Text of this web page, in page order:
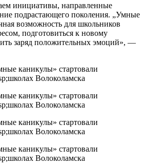
инициативы, направленные
подрастающего поколения. „Умные
возможность для школьников
подготовиться к новому
заряд положительных эмоций», —